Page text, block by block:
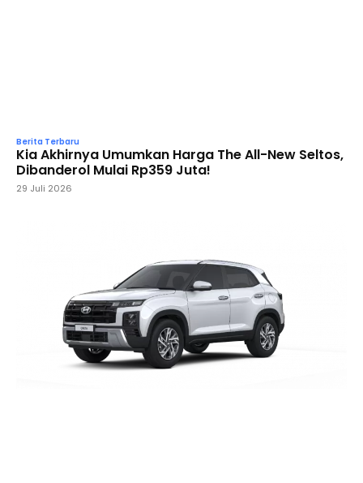
Berita Terbaru
Kia Akhirnya Umumkan Harga The All-New Seltos,
Dibanderol Mulai Rp359 Juta!
29 Juli 2026